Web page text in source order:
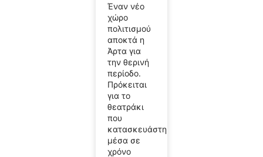
Έναν νέο
χώρο
πολιτισμού
αποκτά η
Άρτα για
την θερινή
περίοδο.
Πρόκειται
για το
θεατράκι
που
κατασκευάστηκε
μέσα σε
χρόνο